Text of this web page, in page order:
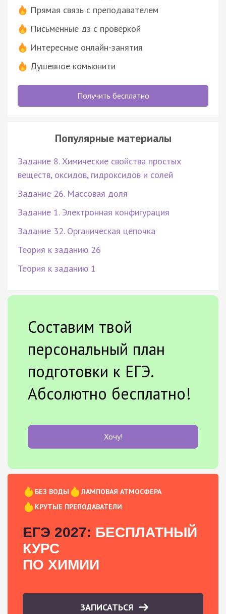
Прямая связь с преподавателем
Письменные дз с проверкой
Интересные онлайн-занятия
Душевное комьюнити
Получить бесплатно
Популярные материалы
Задание 8. Химические свойства простых
веществ, оксидов, гидроксидов и солей
Задание 26. Массовая доля
Задание 1. Электронная конфигурация
Задание 32. Органическая цепочка
Теория к заданию 26
Теория к заданию 1
Составим твой
персональный план
подготовки к ЕГЭ.
Абсолютно бесплатно!
Хочу!
БЕЗ ВОДЫ
ЛАМПОВАЯ АТМОСФЕРА
КРУТЫЕ ПРЕПОДАВАТЕЛИ
ЕГЭ 2027: БЕСПЛАТНЫЙ
КУРС
ПО ХИМИИ
ЗАПИСАТЬСЯ